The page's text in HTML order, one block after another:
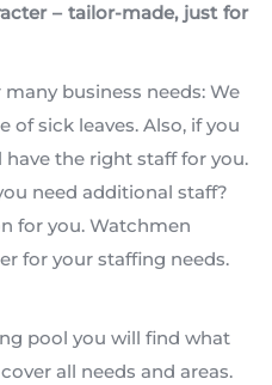
– tailor-made, just for
business needs: We
of sick leaves. Also, if you
have the right staff for you.
need additional staff?
for you. Watchmen
for your staffing needs.
pool you will find what
all needs and areas.